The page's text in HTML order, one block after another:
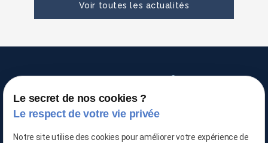
Voir toutes les actualités
TRAITEMENT DE L'AIR
Le secret de nos cookies ?
Le respect de votre vie privée
Notre site utilise des cookies pour améliorer votre expérience de